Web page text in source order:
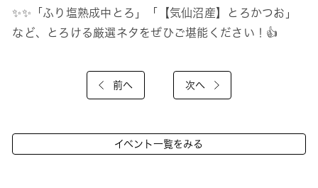
✨✨「ふり塩熟成中とろ」「【気仙沼産】とろかつお」
など、とろける厳選ネタをぜひご堪能ください！👍
前へ 次へ
イベント一覧をみる